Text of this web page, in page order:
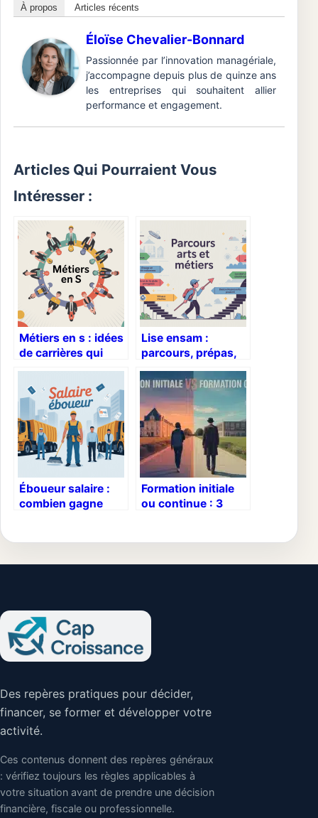
À propos Articles récents
Éloïse Chevalier-Bonnard
Passionnée par l’innovation managériale,
j’accompagne depuis plus de quinze ans
les entreprises qui souhaitent allier
performance et engagement.
Articles Qui Pourraient Vous
Intéresser :
Métiers en s : idées
de carrières qui
commencent par la
lettre s
Lise ensam :
parcours, prépas,
admissions et
débouchés en
détail
Éboueur salaire :
combien gagne
Formation initiale
ou continue : 3
Des repères pratiques pour décider,
financer, se former et développer votre
activité.
Ces contenus donnent des repères généraux
: vérifiez toujours les règles applicables à
votre situation avant de prendre une décision
financière, fiscale ou professionnelle.